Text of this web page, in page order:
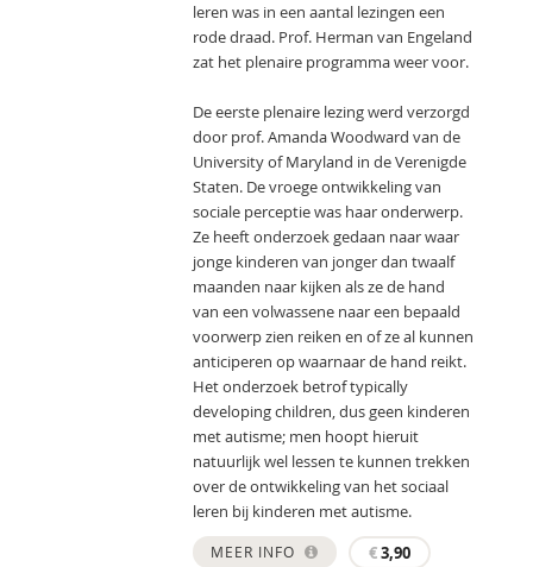
leren was in een aantal lezingen een
rode draad. Prof. Herman van Engeland
zat het plenaire programma weer voor.
De eerste plenaire lezing werd verzorgd
door prof. Amanda Woodward van de
University of Maryland in de Verenigde
Staten. De vroege ontwikkeling van
sociale perceptie was haar onderwerp.
Ze heeft onderzoek gedaan naar waar
jonge kinderen van jonger dan twaalf
maanden naar kijken als ze de hand
van een volwassene naar een bepaald
voorwerp zien reiken en of ze al kunnen
anticiperen op waarnaar de hand reikt.
Het onderzoek betrof typically
developing children, dus geen kinderen
met autisme; men hoopt hieruit
natuurlijk wel lessen te kunnen trekken
over de ontwikkeling van het sociaal
leren bij kinderen met autisme.
MEER INFO €3,90